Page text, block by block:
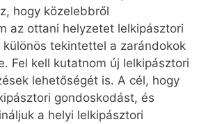
hogy közelebbről
az ottani helyzetet lelkipásztori
tekintettel a zarándokok
Fel kell kutatnom új lelkipásztori
lehetőségét is. A cél, hogy
gondoskodást, és
a helyi lelkipásztori